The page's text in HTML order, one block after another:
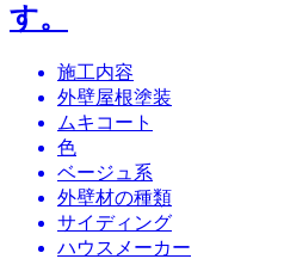
す。
施工内容
外壁屋根塗装
ムキコート
色
ベージュ系
外壁材の種類
サイディング
ハウスメーカー